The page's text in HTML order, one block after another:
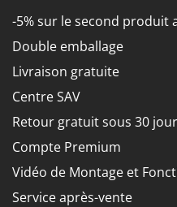
-5% sur le second produit
Double emballage
Livraison gratuite
Centre SAV
Retour gratuit sous 30
Compte Premium
Vidéo de Montage et
Service après-vente